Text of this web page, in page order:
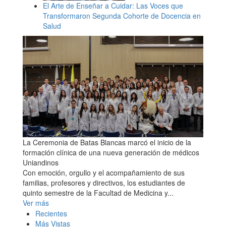
El Arte de Enseñar a Cuidar: Las Voces que
Transformaron Segunda Cohorte de Docencia en
Salud
La Ceremonia de Batas Blancas marcó el inicio de la
formación clínica de una nueva generación de médicos
Uniandinos
Con emoción, orgullo y el acompañamiento de sus
familias, profesores y directivos, los estudiantes de
quinto semestre de la Facultad de Medicina y...
Ver más
Recientes
Más Vistas